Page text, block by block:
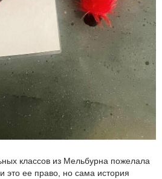
классов из Мельбурна пожелала
это ее право, но сама история